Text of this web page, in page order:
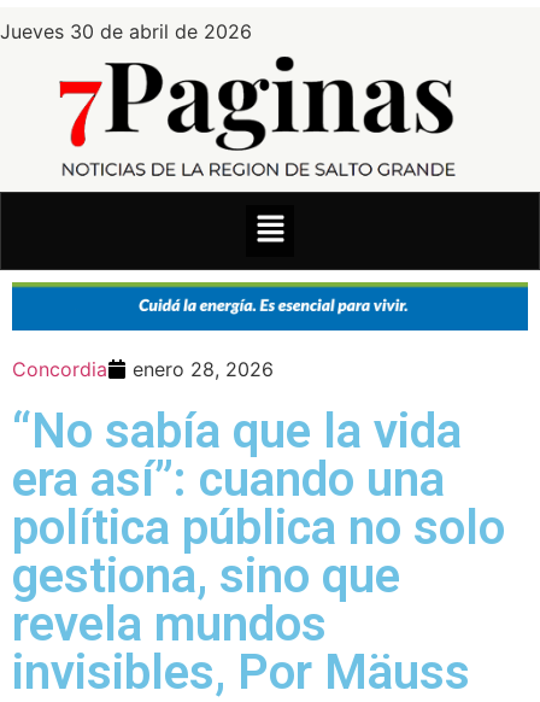
Jueves 30 de abril de 2026
Concordia enero 28, 2026
“No sabía que la vida
era así”: cuando una
política pública no solo
gestiona, sino que
revela mundos
invisibles, Por Mäuss